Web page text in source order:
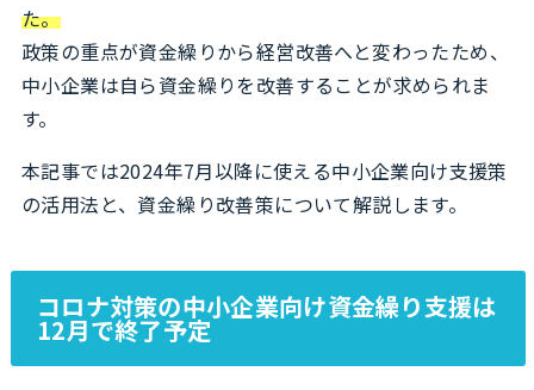
た。
政策の重点が資金繰りから経営改善へと変わったため、
中小企業は自ら資金繰りを改善することが求められま
す。
本記事では2024年7月以降に使える中小企業向け支援策
の活用法と、資金繰り改善策について解説します。
コロナ対策の中小企業向け資金繰り支援は
12月で終了予定